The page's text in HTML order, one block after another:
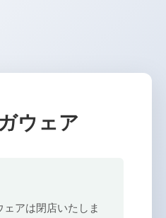
ウェア
アは閉店いたしま